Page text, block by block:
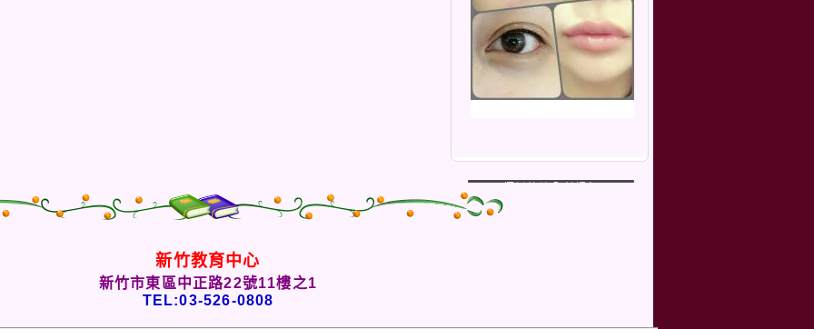
新竹教育中心
新竹市東區中正路22號11樓之1
TEL:03-526-0808